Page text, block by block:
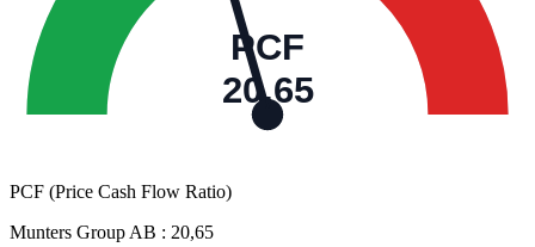
PCF
20,65
PCF (Price Cash Flow Ratio)
Munters Group AB : 20,65